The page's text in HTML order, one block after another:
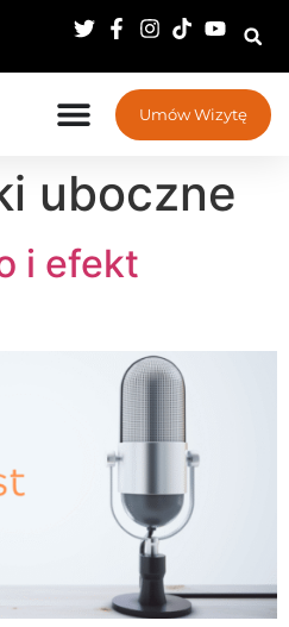
Umów Wizytę
uboczne
i efekt